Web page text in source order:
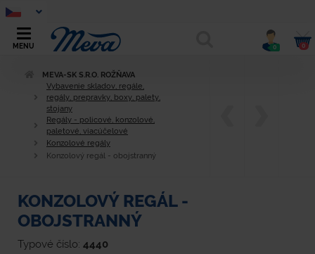
MENU 0 0
MEVA-SK S.R.O. ROŽŇAVA
Vybavenie skladov, regále,
regály, prepravky, boxy, palety,
stojany
Regály - policové, konzolové,
paletové, viacúčelové
Konzolové regály
Konzolový regál - obojstranný
KONZOLOVÝ REGÁL -
OBOJSTRANNÝ
Typové číslo: 4440